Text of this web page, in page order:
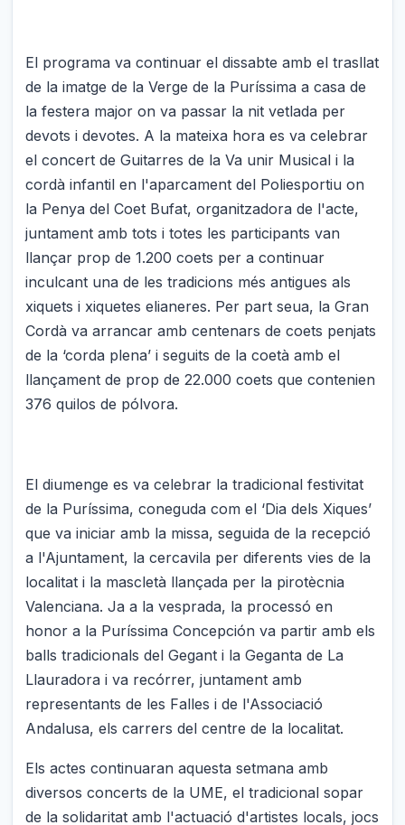
El programa va continuar el dissabte amb el trasllat
de la imatge de la Verge de la Puríssima a casa de
la festera major on va passar la nit vetlada per
devots i devotes. A la mateixa hora es va celebrar
el concert de Guitarres de la Va unir Musical i la
cordà infantil en l'aparcament del Poliesportiu on
la Penya del Coet Bufat, organitzadora de l'acte,
juntament amb tots i totes les participants van
llançar prop de 1.200 coets per a continuar
inculcant una de les tradicions més antigues als
xiquets i xiquetes elianeres. Per part seua, la Gran
Cordà va arrancar amb centenars de coets penjats
de la ‘corda plena’ i seguits de la coetà amb el
llançament de prop de 22.000 coets que contenien
376 quilos de pólvora.
El diumenge es va celebrar la tradicional festivitat
de la Puríssima, coneguda com el ‘Dia dels Xiques’
que va iniciar amb la missa, seguida de la recepció
a l'Ajuntament, la cercavila per diferents vies de la
localitat i la mascletà llançada per la pirotècnia
Valenciana. Ja a la vesprada, la processó en
honor a la Puríssima Concepción va partir amb els
balls tradicionals del Gegant i la Geganta de La
Llauradora i va recórrer, juntament amb
representants de les Falles i de l'Associació
Andalusa, els carrers del centre de la localitat.
Els actes continuaran aquesta setmana amb
diversos concerts de la UME, el tradicional sopar
de la solidaritat amb l'actuació d'artistes locals, jocs